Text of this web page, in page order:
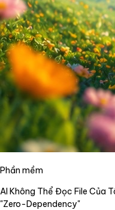
Phần mềm
AI Không Thể Đọc File Của
"Zero-Dependency"